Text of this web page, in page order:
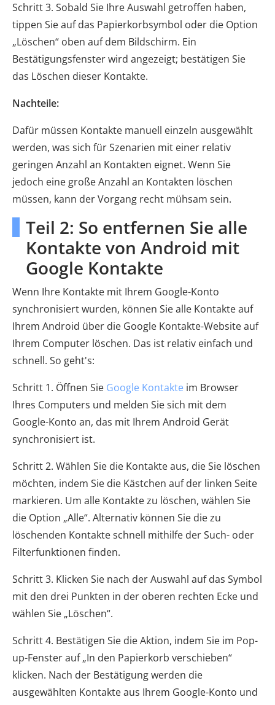
Schritt 3. Sobald Sie Ihre Auswahl getroffen haben,
tippen Sie auf das Papierkorbsymbol oder die Option
„Löschen“ oben auf dem Bildschirm. Ein
Bestätigungsfenster wird angezeigt; bestätigen Sie
das Löschen dieser Kontakte.
Nachteile:
Dafür müssen Kontakte manuell einzeln ausgewählt
werden, was sich für Szenarien mit einer relativ
geringen Anzahl an Kontakten eignet. Wenn Sie
jedoch eine große Anzahl an Kontakten löschen
müssen, kann der Vorgang recht mühsam sein.
Teil 2: So entfernen Sie alle
Kontakte von Android mit
Google Kontakte
Wenn Ihre Kontakte mit Ihrem Google-Konto
synchronisiert wurden, können Sie alle Kontakte auf
Ihrem Android über die Google Kontakte-Website auf
Ihrem Computer löschen. Das ist relativ einfach und
schnell. So geht's:
Schritt 1. Öffnen Sie Google Kontakte im Browser
Ihres Computers und melden Sie sich mit dem
Google-Konto an, das mit Ihrem Android Gerät
synchronisiert ist.
Schritt 2. Wählen Sie die Kontakte aus, die Sie löschen
möchten, indem Sie die Kästchen auf der linken Seite
markieren. Um alle Kontakte zu löschen, wählen Sie
die Option „Alle“. Alternativ können Sie die zu
löschenden Kontakte schnell mithilfe der Such- oder
Filterfunktionen finden.
Schritt 3. Klicken Sie nach der Auswahl auf das Symbol
mit den drei Punkten in der oberen rechten Ecke und
wählen Sie „Löschen“.
Schritt 4. Bestätigen Sie die Aktion, indem Sie im Pop-
up-Fenster auf „In den Papierkorb verschieben“
klicken. Nach der Bestätigung werden die
ausgewählten Kontakte aus Ihrem Google-Konto und